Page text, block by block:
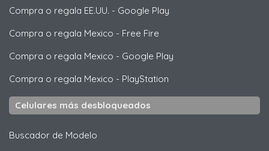
Compra o regala EE.UU. - Google Play
Compra o regala Mexico - Free Fire
Compra o regala Mexico - Google Play
Compra o regala Mexico - PlayStation
Celulares más desbloqueados
Buscador de Modelo